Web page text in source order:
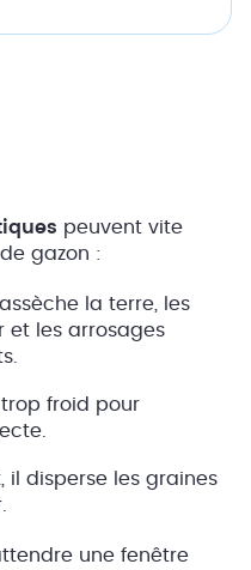
peuvent vite
gazon :
la terre, les
et les arrosages
trop froid pour
il disperse les graines
une fenêtre